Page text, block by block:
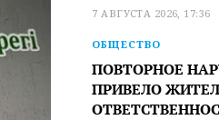
7 АВГУСТА 2026, 17:36
ОБЩЕСТВО
ПОВТОРНОЕ
ПРИВЕЛО